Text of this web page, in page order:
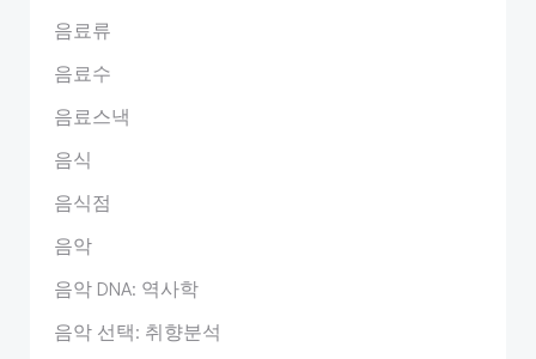
음료류
음료수
음료스낵
음식
음식점
음악
음악 DNA: 역사학
음악 선택: 취향분석